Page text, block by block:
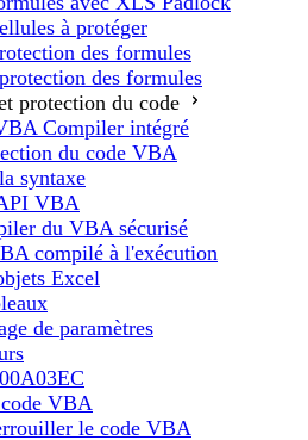
à protéger
des formules
des formules
protection du code
Compiler intégré
du code VBA
syntaxe
VBA
du VBA sécurisé
compilé à l'exécution
Excel
de paramètres
VBA
le code VBA